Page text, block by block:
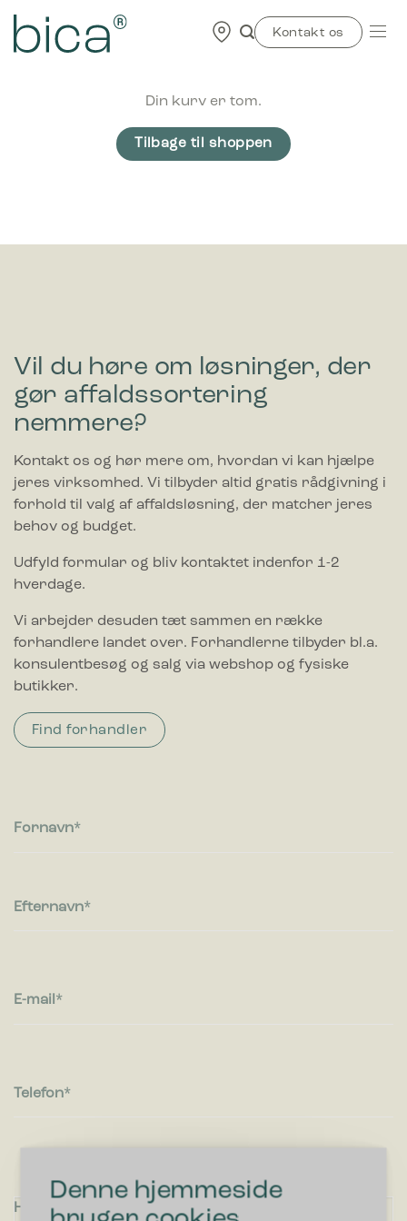
Denne hjemmeside
content
Kontakt os
Din kurv er tom.
Tilbage til shoppen
Vil du høre om løsninger, der
gør affaldssortering
nemmere?
Kontakt os og hør mere om, hvordan vi kan hjælpe
jeres virksomhed. Vi tilbyder altid gratis rådgivning i
forhold til valg af affaldsløsning, der matcher jeres
behov og budget.
Udfyld formular og bliv kontaktet indenfor 1-2
hverdage.
Vi arbejder desuden tæt sammen en række
forhandlere landet over. Forhandlerne tilbyder bl.a.
konsulentbesøg og salg via webshop og fysiske
butikker.
Find forhandler
Fornavn
Efternavn
E-mail
Telefon
Hvad kan vi hjælpe dig med?